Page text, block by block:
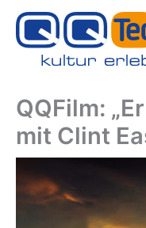
Inhalt
springen
QQFilm:
mit Clint